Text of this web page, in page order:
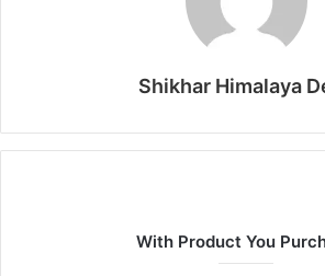
Shikhar Himalaya
With Product You